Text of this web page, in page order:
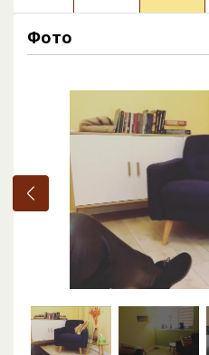
Фото